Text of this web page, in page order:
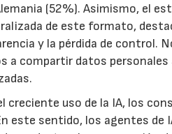
(52%). Asimismo, el
de este formato,
y la pérdida de control.
a compartir datos personales
creciente uso de la IA, los
este sentido, los agentes de